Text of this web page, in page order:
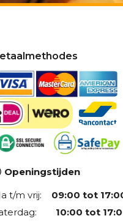
Openingstijden
t/m vrij: 09:00 tot
10:00 tot